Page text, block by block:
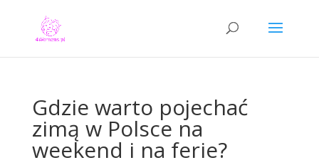
Gdzie warto pojechać
zimą w Polsce na
weekend i na ferie?